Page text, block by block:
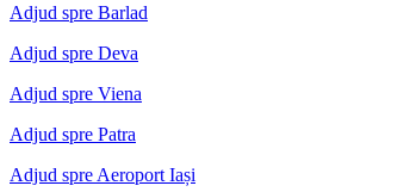
Adjud spre Barlad
Adjud spre Deva
Adjud spre Viena
Adjud spre Patra
Adjud spre Aeroport Iași